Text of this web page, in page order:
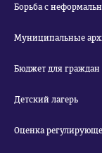
Борьба с
Муниципальные
Бюджет для граждан
Детский лагерь
Оценка